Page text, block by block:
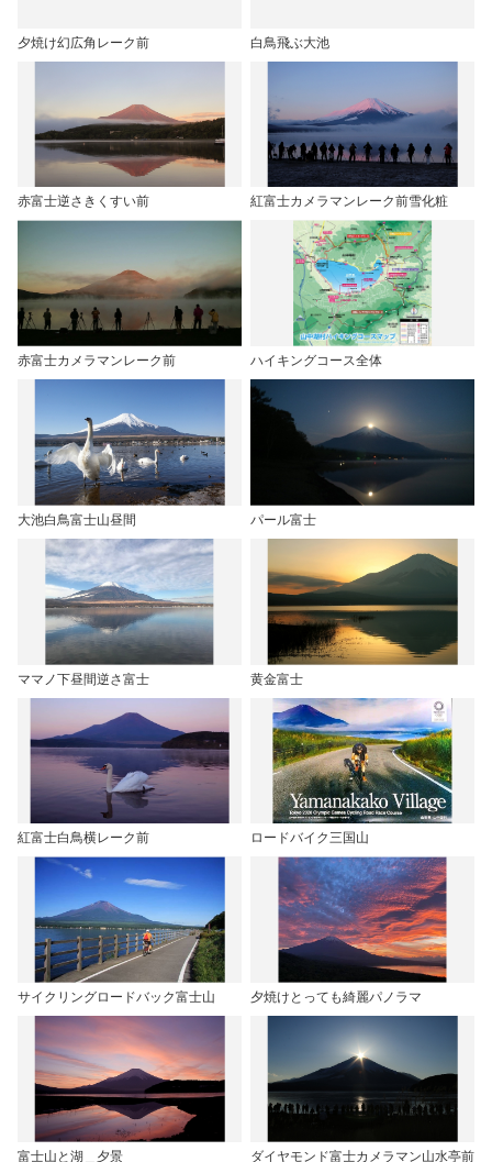
夕焼け幻広角レーク前 白鳥飛ぶ大池
赤富士逆さきくすい前 紅富士カメラマンレーク前雪化粧
赤富士カメラマンレーク前 ハイキングコース全体
大池白鳥富士山昼間 パール富士
ママノ下昼間逆さ富士 黄金富士
紅富士白鳥横レーク前 ロードバイク三国山
サイクリングロードバック富士山 夕焼けとっても綺麗パノラマ
富士山と湖＿夕景 ダイヤモンド富士カメラマン山水亭前